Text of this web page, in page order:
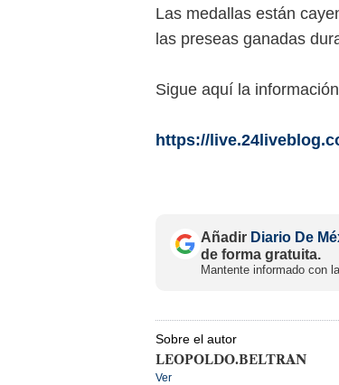
Las medallas están
las preseas ganadas
Sigue aquí la
https://
Añadir Diario De
de forma gratuita.
Mantente informado con
Sobre el autor
LEOPOLDO.BELTRAN
Ver